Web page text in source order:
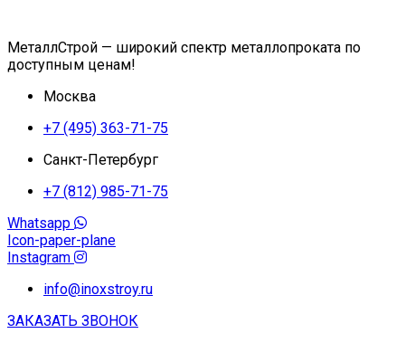
МеталлСтрой — широкий спектр металлопроката по
доступным ценам!
Москва
+7 (495) 363-71-75
Санкт-Петербург
+7 (812) 985-71-75
Whatsapp
Icon-paper-plane
Instagram
info@inoxstroy.ru
ЗАКАЗАТЬ ЗВОНОК